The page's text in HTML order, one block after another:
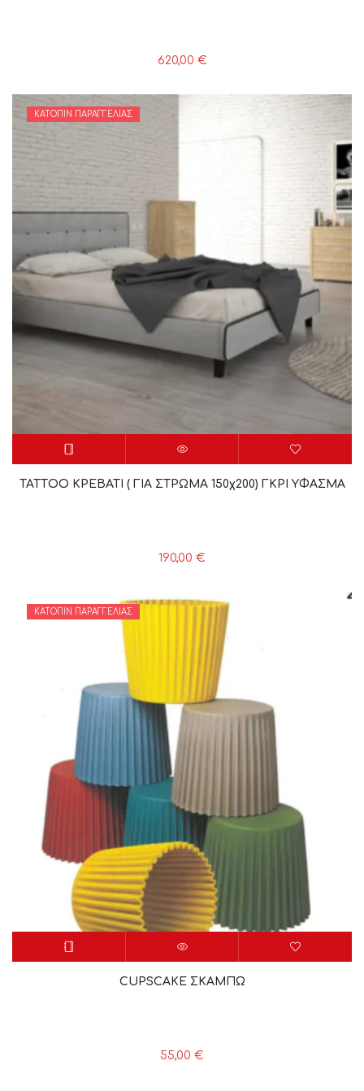
620,00 €
ΚΑΤΌΠΙΝ ΠΑΡΑΓΓΕΛΊΑΣ
TATTΟΟ ΚΡΕΒΑΤΙ ( ΓΙΑ ΣΤΡΩΜΑ 150χ200) ΓΚΡΙ ΥΦΑΣΜΑ
190,00 €
ΚΑΤΌΠΙΝ ΠΑΡΑΓΓΕΛΊΑΣ
CUPSCAKE ΣΚΑΜΠΩ
55,00 €